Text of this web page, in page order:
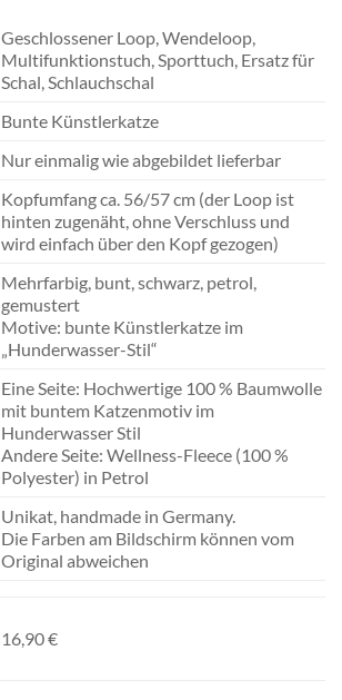
Geschlossener Loop, Wendeloop,
Multifunktionstuch, Sporttuch, Ersatz für
Schal, Schlauchschal
Bunte Künstlerkatze
Nur einmalig wie abgebildet lieferbar
Kopfumfang ca. 56/57 cm (der Loop ist
hinten zugenäht, ohne Verschluss und
wird einfach über den Kopf gezogen)
Mehrfarbig, bunt, schwarz, petrol,
gemustert
Motive: bunte Künstlerkatze im
„Hunderwasser-Stil“
Eine Seite: Hochwertige 100 % Baumwolle
mit buntem Katzenmotiv im
Hunderwasser Stil
Andere Seite: Wellness-Fleece (100 %
Polyester) in Petrol
Unikat, handmade in Germany.
Die Farben am Bildschirm können vom
Original abweichen
16,90 €